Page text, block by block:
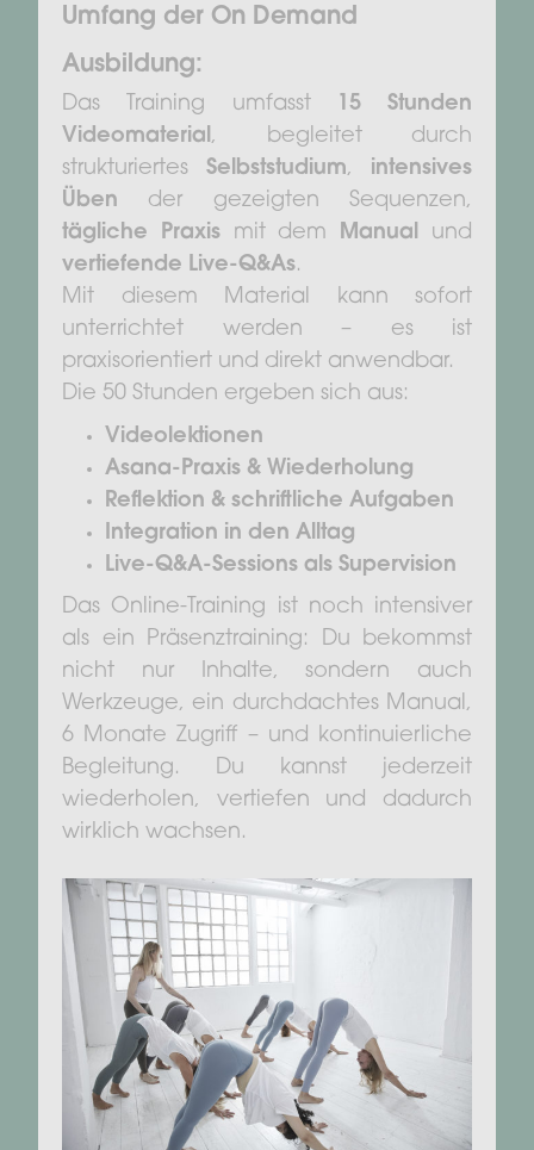
Umfang der On Demand
Ausbildung:
Das Training umfasst
15 Stunden
Videomaterial, begleitet durch
strukturiertes Selbststudium, intensives
Üben der gezeigten Sequenzen,
tägliche Praxismit dem Manual und
vertiefende Live-Q&As.
Mit diesem Material kann sofort
unterrichtet werden – es ist
praxisorientiert und direkt anwendbar.
Die 50 Stunden ergeben sich aus:
Videolektionen
Asana-Praxis & Wiederholung
Reflektion & schriftliche Aufgaben
Integration in den Alltag
Live-Q&A-Sessions als Supervision
Das Online-Training ist noch intensiver
als ein Präsenztraining: Du bekommst
nicht nur Inhalte, sondern auch
Werkzeuge, ein durchdachtes Manual,
6 Monate Zugriff – und kontinuierliche
Begleitung. Du kannst jederzeit
wiederholen, vertiefen und dadurch
wirklich wachsen.